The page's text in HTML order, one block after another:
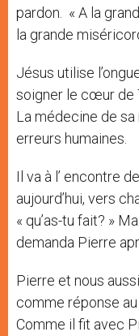
pardon. « A la
la grande
Jésus utilise
soigner le cœur de
La médecine de
erreurs humaines.
Il va à l’ encontre
aujourd’hui, vers
« qu’as-tu fait? »
demanda Pierre
Pierre et nous
comme réponse
Comme il fit avec